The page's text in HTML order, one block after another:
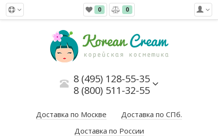
0 0
8 (495) 128-55-35
8 (800) 511-32-55
Доставка по Москве
Доставка по СПб.
Доставка по России